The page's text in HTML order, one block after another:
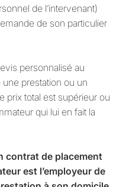
de l’intervenant)
de son particulier
personnalisé au
prestation ou un
prix total est supérieur ou
qui lui en fait la
contrat de placement
est l’employeur de